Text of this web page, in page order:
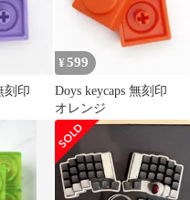
刻印
¥599
Doys keycaps 無刻印
オレンジ